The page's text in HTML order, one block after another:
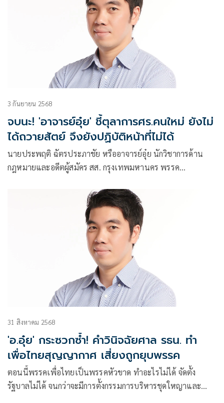
3 กันยายน 2568
จบนะ! 'อาจารย์อุ๋ย' ชี้ตุลาการศร.คนใหม่ ยังไม่
ได้ถวายสัตย์ จึงยังปฏิบัติหน้าที่ไม่ได้
นายประพฤติ ฉัตรประภาชัย หรืออาจารย์อุ๋ย นักวิชาการด้าน
กฎหมายและอดีตผู้สมัคร สส. กรุงเทพมหานคร พรรค
31 สิงหาคม 2568
'อ.อุ๋ย' กระซวกซ้ำ! คำวินิจฉัยศาล รธน. ทำ
เพื่อไทยสุญญากาศ เสี่ยงถูกยุบพรรค
ตอนนี้พรรคเพื่อไทยเป็นพรรคหัวขาด ทำอะไรไม่ได้ จัดตั้ง
รัฐบาลไม่ได้ จนกว่าจะมีการตั้งกรรมการบริหารชุดใหญาและ